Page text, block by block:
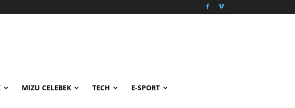
MIZU CELEBEK TECH E-SPORT